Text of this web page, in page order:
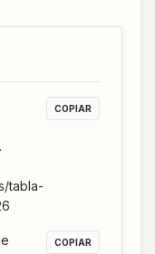
.
tabla-
COPIAR
COPIAR